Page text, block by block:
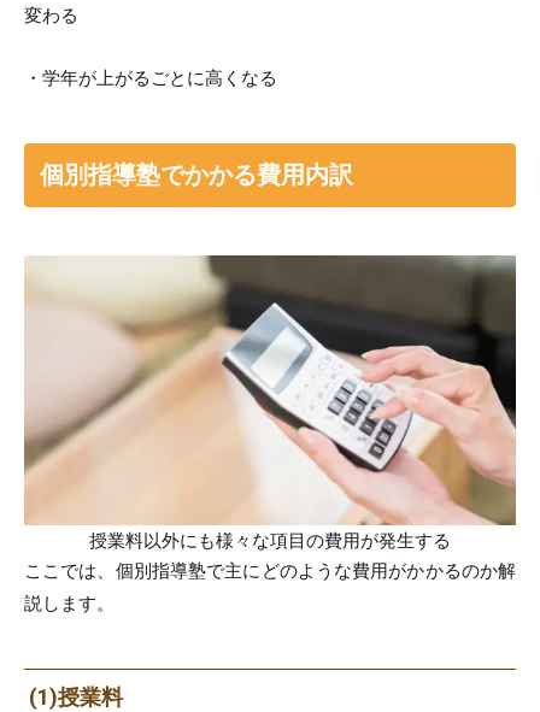
変わる
・学年が上がるごとに高くなる
個別指導塾でかかる費用内訳
授業料以外にも様々な項目の費用が発生する
ここでは、個別指導塾で主にどのような費用がかかるのか解
説します。
(1)授業料